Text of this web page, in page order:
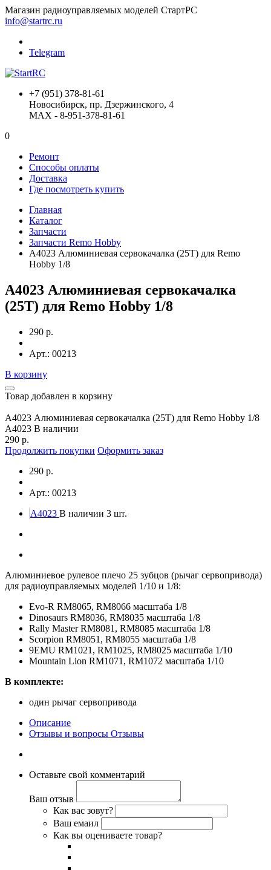
Магазин радиоуправляемых моделей СтартРС
info@startrc.ru
Telegram
+7 (951) 378-81-61
Новосибирск, пр. Дзержинского, 4
MAX - 8-951-378-81-61
0
Ремонт
Способы оплаты
Доставка
Где посмотреть купить
Главная
Каталог
Запчасти
Запчасти Remo Hobby
A4023 Алюминиевая сервокачалка (25Т) для Remo
Hobby 1/8
A4023 Алюминиевая сервокачалка
(25Т) для Remo Hobby 1/8
290 р.
Арт.: 00213
В корзину
Товар добавлен в корзину
A4023 Алюминиевая сервокачалка (25Т) для Remo Hobby 1/8
A4023 В наличии
290 р.
Продолжить покупки Оформить заказ
290 р.
Арт.: 00213
A4023 В наличии 3 шт.
Алюминиевое рулевое плечо 25 зубцов (рычаг сервопривода)
для радиоуправляемых моделей 1/10 и 1/8:
Evo-R RM8065, RM8066 масштаба 1/8
Dinosaurs RM8036, RM8035 масштаба 1/8
Rally Master RM8081, RM8085 масштаба 1/8
Scorpion RM8051, RM8055 масштаба 1/8
9EMU RM1021, RM1025, RM8025 масштаба 1/10
Mountain Lion RM1071, RM1072 масштаба 1/10
В комплекте:
один рычаг сервопривода
Описание
Отзывы и вопросы Отзывы
Оставьте свой комментарий
Ваш отзыв
Как вас зовут?
Ваш емаил
Как вы оцениваете товар?